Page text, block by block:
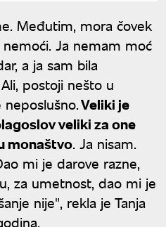
Međutim, mora čovek
Ja nemam moć
a ja sam bila
postoji nešto u
Veliki je
veliki za one
monaštvo. Ja nisam.
mi je darove razne,
za umetnost, dao mi je
nije", rekla je Tanja